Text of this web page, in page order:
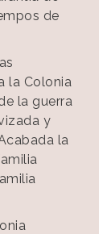
de
la Colonia
la guerra
y
la